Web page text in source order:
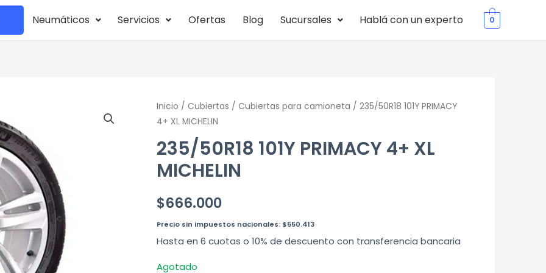
Neumáticos Servicios Ofertas Blog Sucursales Hablá con un experto 0
Inicio / Cubiertas / Cubiertas para camioneta / 235/50R18 101Y PRIMACY
4+ XL MICHELIN
235/50R18 101Y PRIMACY 4+ XL
MICHELIN
$666.000
Precio sin impuestos nacionales: $550.413
Hasta en 6 cuotas o 10% de descuento con transferencia bancaria
Agotado